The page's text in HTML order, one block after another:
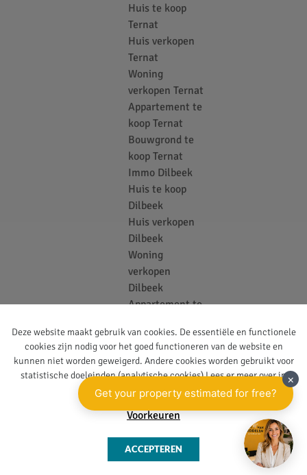
Huis te koop
Ternat
Huis verkopen
Ternat
Woning
verkopen Ternat
Appartement te
koop Ternat
Bouwgrond te
koop Ternat
Immo Dilbeek
Huis te koop
Dilbeek
Huis verkopen
Dilbeek
Woning
verkopen
Dilbeek
Appartement te
Bouwgrond te
koop Dilbeek
Vastgoedkantoor
© Immo Van
Middelem
Privacy
Policy
Deze website maakt gebruik van cookies. De essentiële en functionele
cookies zijn nodig voor het goed functioneren van de website en
kunnen niet worden geweigerd. Andere cookies worden gebruikt voor
statistische doeleinden (analytische cookies) Lees er meer over in
onzeprivacy policy.
Voorkeuren
ACCEPTEREN